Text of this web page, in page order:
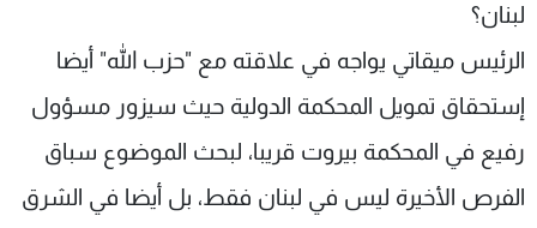
لبنان؟
الرئيس ميقاتي يواجه في علاقته مع "حزب الله" أيضا
إستحقاق تمويل المحكمة الدولية حيث سيزور مسؤول
رفيع في المحكمة بيروت قريبا، لبحث الموضوع سباق
الفرص الأخيرة ليس في لبنان فقط، بل أيضا في الشرق